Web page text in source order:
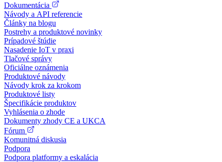
Dokumentácia
Návody a API referencie
Články na blogu
Postrehy a produktové novinky
Prípadové štúdie
Nasadenie IoT v praxi
Tlačové správy
Oficiálne oznámenia
Produktové návody
Návody krok za krokom
Produktové listy
Špecifikácie produktov
Vyhlásenia o zhode
Dokumenty zhody CE a UKCA
Fórum
Komunitná diskusia
Podpora
Podpora platformy a eskalácia